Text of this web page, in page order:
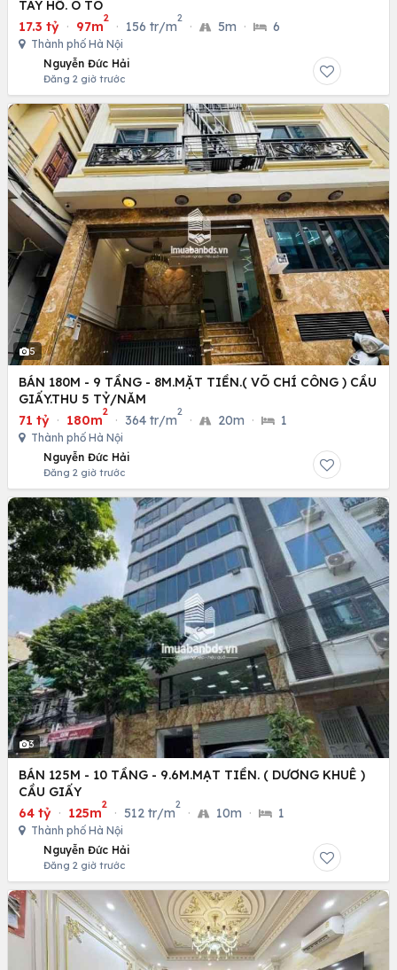
TÂY HỒ. Ô TÔ
17.3 tỷ · 97m
2
· 156 tr/m
2
· 5m · 6
Thành phố Hà Nội
Nguyễn Đức Hải
Đăng 2 giờ trước
5
BÁN 180M - 9 TẦNG - 8M.MẶT TIỀN.( VÕ CHÍ CÔNG ) CẦU
GIẤY.THU 5 TỶ/NĂM
71 tỷ · 180m
2
· 364 tr/m
2
· 20m · 1
Thành phố Hà Nội
Nguyễn Đức Hải
Đăng 2 giờ trước
3
BÁN 125M - 10 TẦNG - 9.6M.MẠT TIỀN. ( DƯƠNG KHUÊ )
CẦU GIẤY
64 tỷ · 125m
2
· 512 tr/m
2
· 10m · 1
Thành phố Hà Nội
Nguyễn Đức Hải
Đăng 2 giờ trước